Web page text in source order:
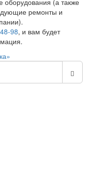
оборудования (а также
ремонты и
98, и вам будет